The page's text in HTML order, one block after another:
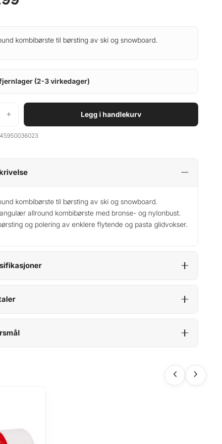
kombibørste til børsting av ski og snowboard.
(2-3 virkedager)
+ Legg i handlekurv
kombibørste til børsting av ski og snowboard.
allround kombibørste med bronse- og nylonbust.
og polering av enklere flytende og pasta glidvokser.